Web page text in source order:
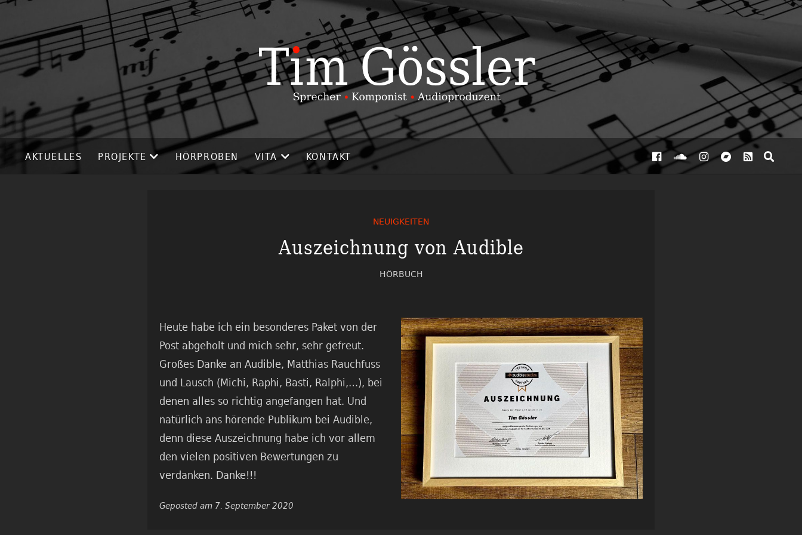
AKTUELLES PROJEKTE HÖRPROBEN VITA KONTAKT
NEUIGKEITEN
Auszeichnung von Audible
HÖRBUCH
Heute habe ich ein besonderes Paket von der
Post abgeholt und mich sehr, sehr gefreut.
Großes Danke an Audible, Matthias Rauchfuss
und Lausch (Michi, Raphi, Basti, Ralphi,…), bei
denen alles so richtig angefangen hat. Und
natürlich ans hörende Publikum bei Audible,
denn diese Auszeichnung habe ich vor allem
den vielen positiven Bewertungen zu
verdanken. Danke!!!
Geposted am 7. September 2020